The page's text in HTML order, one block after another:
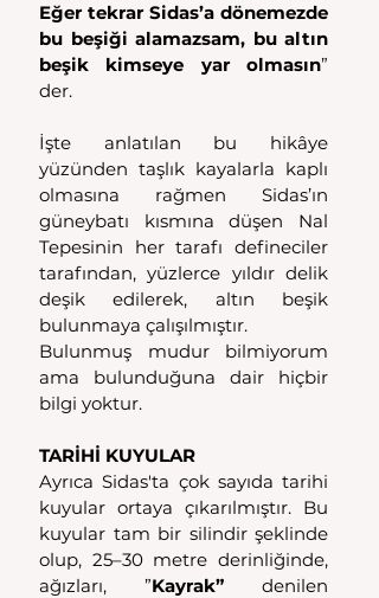
Eğer tekrar Sidas’a dönemezde
bu beşiği alamazsam, bu altın
beşik kimseye yar olmasın”
der.
İşte anlatılan bu hikâye
yüzünden taşlık kayalarla kaplı
olmasına rağmen Sidas’ın
güneybatı kısmına düşen Nal
Tepesinin her tarafı defineciler
tarafından, yüzlerce yıldır delik
deşik edilerek, altın beşik
bulunmaya çalışılmıştır.
Bulunmuş mudur bilmiyorum
ama bulunduğuna dair hiçbir
bilgi yoktur.
TARİHİ KUYULAR
Ayrıca Sidas'ta çok sayıda tarihi
kuyular ortaya çıkarılmıştır. Bu
kuyular tam bir silindir şeklinde
olup, 25–30 metre derinliğinde,
ağızları, ”Kayrak” denilen